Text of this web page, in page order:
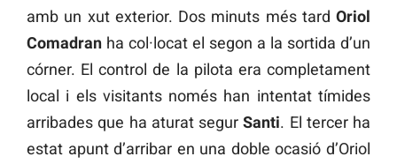
amb un xut exterior. Dos minuts més tard Oriol
Comadran ha col·locat el segon a la sortida d’un
córner. El control de la pilota era completament
local i els visitants només han intentat tímides
arribades que ha aturat segurSanti. El tercer ha
estat apunt d’arribar en una doble ocasió d’Oriol